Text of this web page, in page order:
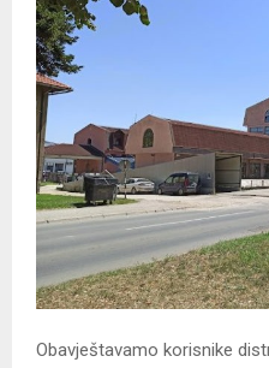
Obavještavamo korisnike